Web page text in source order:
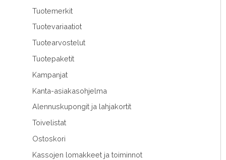
Tuotemerkit
Tuotevariaatiot
Tuotearvostelut
Tuotepaketit
Kampanjat
Kanta-asiakasohjelma
Alennuskupongit ja lahjakortit
Toivelistat
Ostoskori
Kassojen lomakkeet ja toiminnot